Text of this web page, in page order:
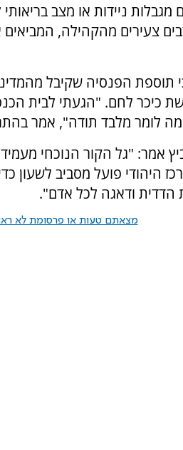
ניידות או מצב
צעירים מהקהילה, המביאים
כיכר לחם. "הגעתי לבית
מה לומר מלבד תודה", אמר
אמר: "גל הקור הנוכחי
היהודי פועל מסביב לשעון
הדדית ודאגה לכל אדם".
מצאתם טעות או פרסומת לא